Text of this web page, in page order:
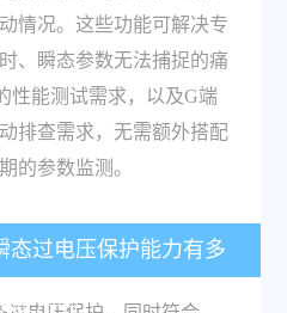
情况。这些功能可解决专
、瞬态参数无法捕捉的痛
性能测试需求，以及G端
排查需求，无需额外搭配
的参数监测。
态过电压保护能力有多
使用吗？